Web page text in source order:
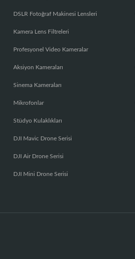
DSLR Fotoğraf Makinesi Lensleri
Kamera Lens Filtreleri
Profesyonel Video Kameralar
Aksiyon Kameraları
Sinema Kameraları
Mikrofonlar
Stüdyo Kulaklıkları
DJI Mavic Drone Serisi
DJI Air Drone Serisi
DJI Mini Drone Serisi